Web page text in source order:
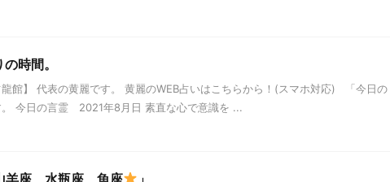
時間。
館】 代表の黄麗です。 黄麗のWEB占いはこちらから！(スマホ対応) 「今日の
今日の言霊 2021年8月日 素直な心で意識を ...
座、水瓶座、魚座 」